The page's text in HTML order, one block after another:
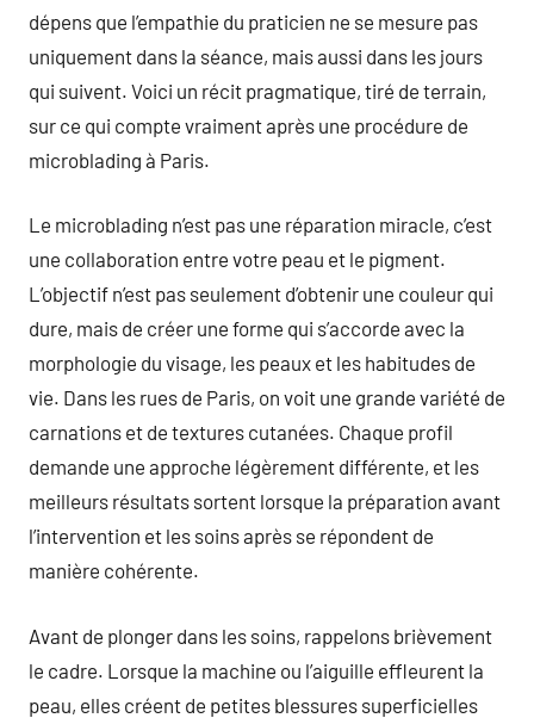
dépens que l’empathie du praticien ne se mesure pas
uniquement dans la séance, mais aussi dans les jours
qui suivent. Voici un récit pragmatique, tiré de terrain,
sur ce qui compte vraiment après une procédure de
microblading à Paris.
Le microblading n’est pas une réparation miracle, c’est
une collaboration entre votre peau et le pigment.
L’objectif n’est pas seulement d’obtenir une couleur qui
dure, mais de créer une forme qui s’accorde avec la
morphologie du visage, les peaux et les habitudes de
vie. Dans les rues de Paris, on voit une grande variété de
carnations et de textures cutanées. Chaque profil
demande une approche légèrement différente, et les
meilleurs résultats sortent lorsque la préparation avant
l’intervention et les soins après se répondent de
manière cohérente.
Avant de plonger dans les soins, rappelons brièvement
le cadre. Lorsque la machine ou l’aiguille effleurent la
peau, elles créent de petites blessures superficielles